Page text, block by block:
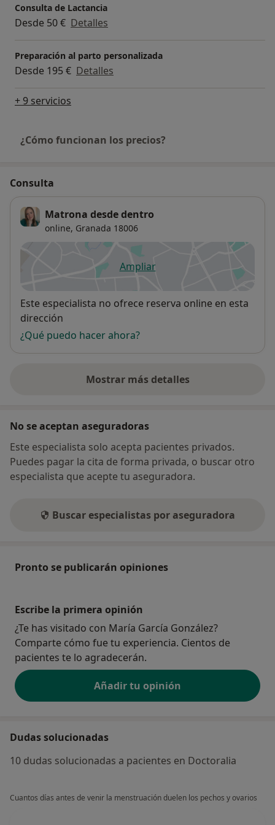
Consulta de Lactancia
Desde 50 € Detalles
Preparación al parto personalizada
Desde 195 € Detalles
+ 9 servicios
¿Cómo funcionan los precios?
Consulta
Matrona desde dentro
online, Granada 18006
Ampliarse abre en una nueva
Disponibilidad
Este especialista no ofrece reserva online en esta
dirección
¿Qué puedo hacer ahora?
Mostrar más detalles
sobre la dirección
No se aceptan aseguradoras
Este especialista solo acepta pacientes privados.
Puedes pagar la cita de forma privada, o buscar otro
especialista que acepte tu aseguradora.
Buscar especialistas por aseguradora
Pronto se publicarán opiniones
Escribe la primera opinión
¿Te has visitado con María García González?
Comparte cómo fue tu experiencia. Cientos de
pacientes te lo agradecerán.
Añadir tu opinión
Dudas solucionadas
10 dudas solucionadas a pacientes en Doctoralia
Cuantos días antes de venir la menstruación duelen los pechos y ovarios